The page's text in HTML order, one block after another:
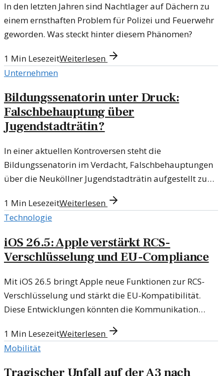
In den letzten Jahren sind Nachtlager auf Dächern zu
einem ernsthaften Problem für Polizei und Feuerwehr
geworden. Was steckt hinter diesem Phänomen?
1 Min LesezeitWeiterlesen
Unternehmen
Bildungssenatorin unter Druck:
Falschbehauptung über
Jugendstadträtin?
In einer aktuellen Kontroversen steht die
Bildungssenatorin im Verdacht, Falschbehauptungen
über die Neuköllner Jugendstadträtin aufgestellt zu
werfen Fragen auf.
1 Min LesezeitWeiterlesen
Technologie
iOS 26.5: Apple verstärkt RCS-
Verschlüsselung und EU-Compliance
Mit iOS 26.5 bringt Apple neue Funktionen zur RCS-
Verschlüsselung und stärkt die EU-Kompatibilität.
Diese Entwicklungen könnten die Kommunikation
1 Min LesezeitWeiterlesen
Mobilität
Tragischer Unfall auf der A3 nach